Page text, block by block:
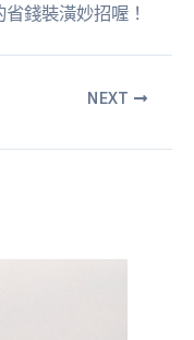
錢裝潢妙招喔！
NEXT